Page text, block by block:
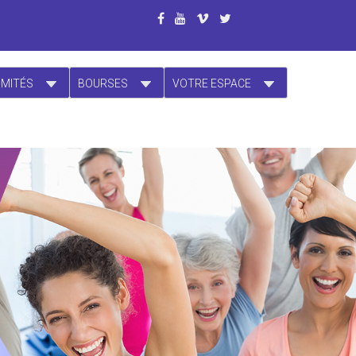
BOURSES VOTRE ESPACE